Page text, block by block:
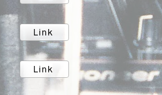
Link
Link